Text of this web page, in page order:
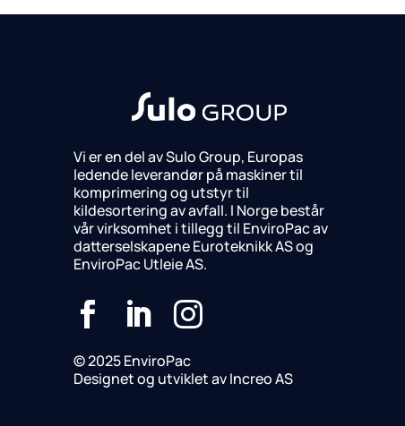
Vi er en del av Sulo Group, Europas
ledende leverandør på maskiner til
komprimering og utstyr til
kildesortering av avfall. I Norge består
vår virksomhet i tillegg til EnviroPac av
datterselskapene Euroteknikk AS og
EnviroPac Utleie AS.
  
© 2025 EnviroPac
Designet og utviklet av Increo AS